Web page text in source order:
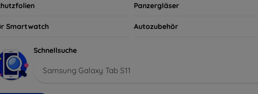
Panzergläser
Smartwatch Autozubehör
Schnellsuche
Samsung Galaxy Tab S11